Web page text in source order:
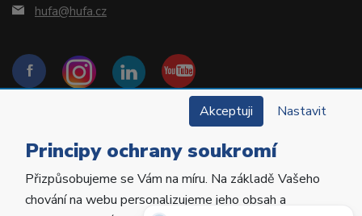
hufa@hufa.cz
Copyright © 2022 Hu-Fa Dental a.s. Všechna práva
vyhrazena.
Akceptuji Nastavit
Principy ochrany soukromí
Přizpůsobujeme se Vám na míru. Na základě Vašeho
chování na webu personalizujeme jeho obsah a